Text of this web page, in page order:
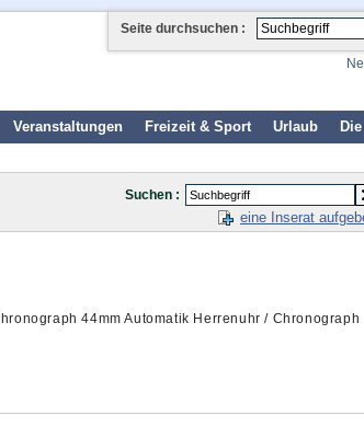
Seite durchsuchen :
Veranstaltungen Freizeit & Sport Urlaub
Suchen :
eine Inserat
44mm Automatik Herrenuhr / Chronograph